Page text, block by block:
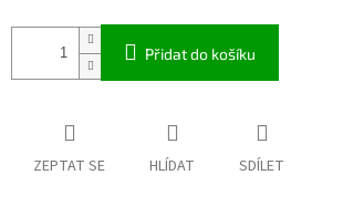
Přidat do košíku
ZEPTAT SE HLÍDAT SDÍLET